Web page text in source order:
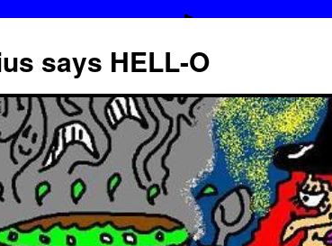
says HELL-O